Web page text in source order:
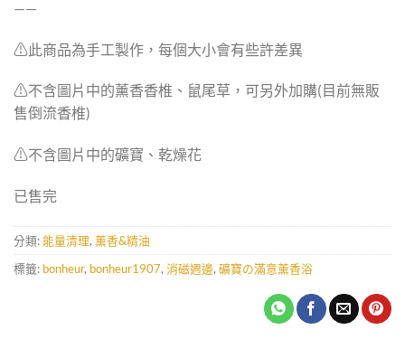
——
⚠︎︎此商品為手工製作，每個大小會有些許差異
⚠︎︎不含圖片中的薰香香椎、鼠尾草，可另外加購( 目前無販
售倒流香椎)
⚠︎︎不含圖片中的礦寶、乾燥花
已售完
分類: 能量清理, 薰香&精油
標籤: bonheur, bonheur1907, 消磁週邊, 礦寶の滿意薰香浴